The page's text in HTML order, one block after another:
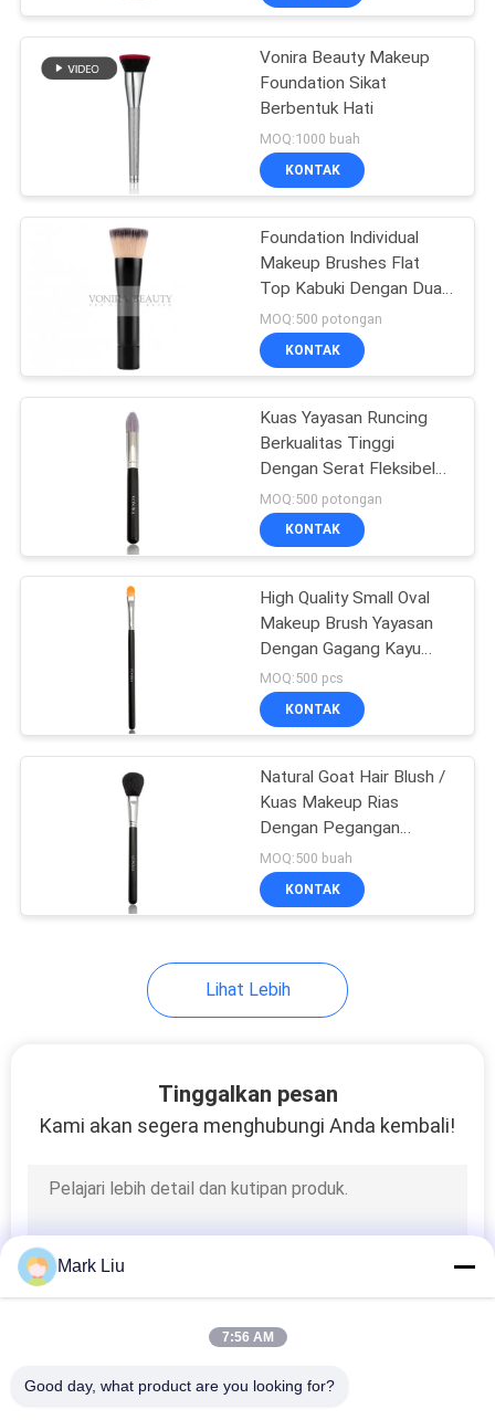
Vonira Beauty Makeup
Foundation Sikat
Berbentuk Hati
MOQ:1000 buah
KONTAK
Foundation Individual
Makeup Brushes Flat
Top Kabuki Dengan Dual
Color Vegan Taklon
MOQ:500 potongan
KONTAK
Kuas Yayasan Runcing
Berkualitas Tinggi
Dengan Serat Fleksibel
Berwarna-warni
MOQ:500 potongan
KONTAK
High Quality Small Oval
Makeup Brush Yayasan
Dengan Gagang Kayu
Hitam Ramping
MOQ:500 pcs
KONTAK
Natural Goat Hair Blush /
Kuas Makeup Rias
Dengan Pegangan
Panjang
MOQ:500 buah
KONTAK
Lihat Lebih
Tinggalkan pesan
Kami akan segera menghubungi Anda kembali!
Mark Liu
7:56 AM
Good day, what product are you looking for?